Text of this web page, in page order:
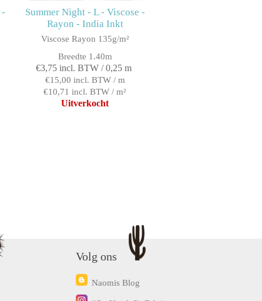
Summer Night - L - Viscose -
Rayon - India Inkt
Viscose Rayon 135g/m²
Breedte 1.40m
€3,75 incl. BTW / 0,25 m
€15,00 incl. BTW / m
€10,71 incl. BTW / m²
Uitverkocht
Volg ons
Naomis Blog